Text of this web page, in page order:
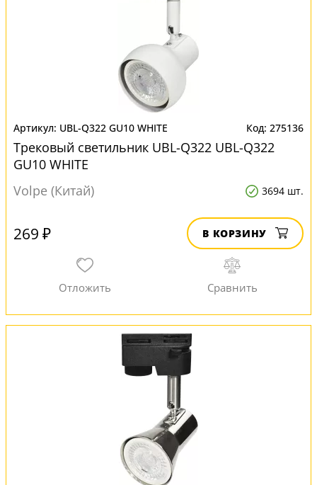
UBL-Q322 GU10 WHITE 275136
Трековый светильник UBL-Q322 UBL-Q322
GU10 WHITE
Volpe (Китай)
3694 шт.
269 ₽ В КОРЗИНУ